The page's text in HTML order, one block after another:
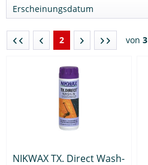
2 von 3
NIKWAX TX. Direct Wash-